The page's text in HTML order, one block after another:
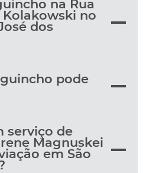
na Rua
Kolakowski no
dos
pode
serviço de
Magnuskei
em São